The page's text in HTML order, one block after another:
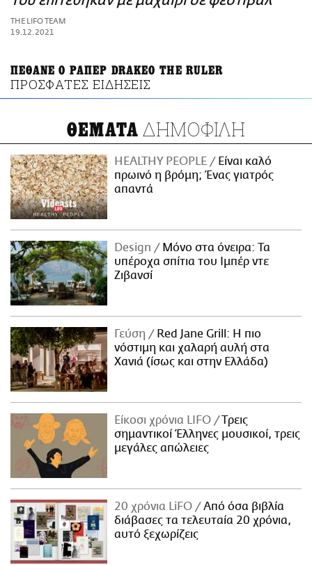
ΑΜΠΑ
PRINT
THE LIFO TEAM
19.12.2021
ΠΕΘΑΝΕ Ο ΡΑΠΕΡ DRAKEO THE RULER
ΠΡΟΣΦΑΤΕΣ ΕΙΔΗΣΕΙΣ
ΘΕΜΑΤΑ ΔΗΜΟΦΙΛΗ
HEALTHY PEOPLE
Είναι καλό
πρωινό η βρόμη; Ένας γιατρός
απαντά
Design
Μόνο στα όνειρα: Τα
υπέροχα σπίτια του Ιμπέρ ντε
Ζιβανσί
Γεύση
Red Jane Grill: Η πιο
νόστιμη και χαλαρή αυλή στα
Χανιά (ίσως και στην Ελλάδα)
Είκοσι χρόνια LIFO
Tρεις
σημαντικοί Έλληνες μουσικοί, τρεις
μεγάλες απώλειες
20 χρόνια LiFO
Από όσα βιβλία
διάβασες τα τελευταία 20 χρόνια,
αυτό ξεχωρίζεις